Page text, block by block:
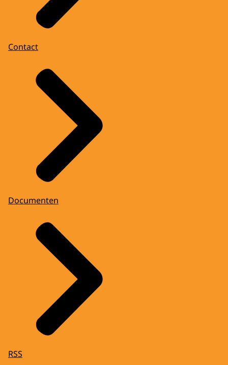
Contact
Documenten
RSS